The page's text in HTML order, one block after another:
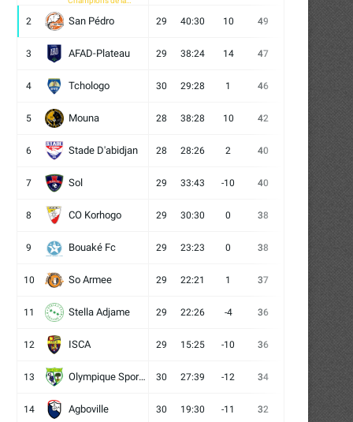
La conférence de lancement de
16/07/2026
Autour de l’aire de jeu
2 San Pédro 29 40:30 10 49
3 AFAD-Plateau 29 38:24 14 47
4 Tchologo 30 29:28 1 46
5 Mouna 28 38:28 10 42
6 Stade D'abidjan 28 28:26 2 40
7 Sol 29 33:43 -10 40 4
8 CO Korhogo 29 30:30 0 38
9 Bouaké Fc 29 23:23 0 38
10 So Armee 29 22:21 1 37 10
11 Stella Adjame 29 22:26 -4 36
12 ISCA 29 15:25 -10 36 13
13 Olympique Sport d'Abobo FC 30 27:39 -12 34 14
14 Agboville 30 19:30 -11 32